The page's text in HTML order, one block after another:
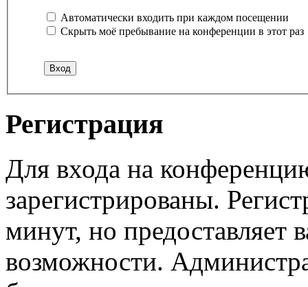
Автоматически входить при каждом посещении
Скрыть моё пребывание на конференции в этот раз
Регистрация
Для входа на
зарегистрированы.
минут, но предоставляет
возможности.